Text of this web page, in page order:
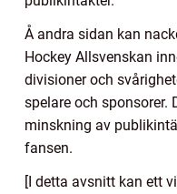
Å andra sidan kan
Hockey Allsvenskan
divisioner och
spelare och sponsorer.
minskning av
fansen.
[I detta avsnitt kan ett